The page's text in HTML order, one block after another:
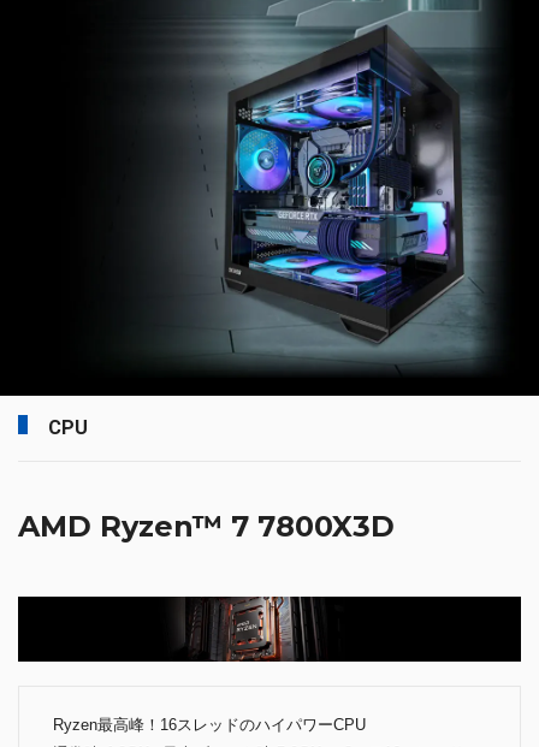
CPU
AMD Ryzen™ 7 7800X3D
Ryzen最高峰！16スレッドのハイパワーCPU